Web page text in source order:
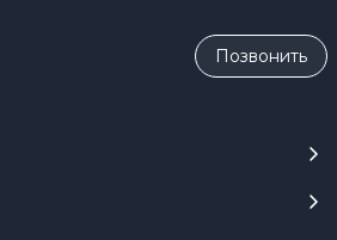
Позвонить